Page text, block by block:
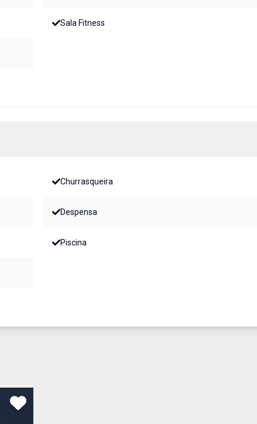
Sala Fitness
Churrasqueira
Despensa
Piscina